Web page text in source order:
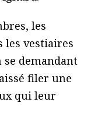
les
les vestiaires
se demandant
filer une
qui leur